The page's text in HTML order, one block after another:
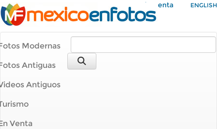
Mi Cuenta ENGLISH
Modernas
Antiguas
Antiguos
Venta